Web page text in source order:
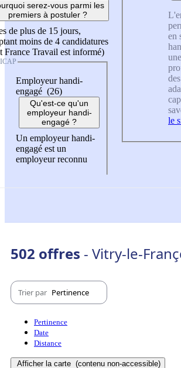
serez-vous parmi les
premiers à postuler ?
de plus de 15 jours,
moins de 4 candidatures
France Travail est informé)
Employeur handi-
engagé (26)
Qu'est-ce qu'un
employeur handi-
engagé ?
Un employeur handi-
engagé est un
employeur reconnu
en
le
502 offres - Vitry-le-
Trier par Pertinence
Pertinence
Date
Distance
Afficher la carte (contenu non-accessible)